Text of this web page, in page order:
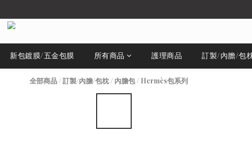
新包鍍膜/五金包膜 所有商品 護理商品 訂製/內膽/包
全部商品/訂製/內膽/包枕/ 內膽包/ Hermès包系列